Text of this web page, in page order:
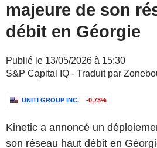
majeure de son
débit en Géorgie
Publié le 13/05/2026 à 15:30
S&P Capital IQ - Traduit par
UNITI GROUP INC. -0,73%
Kinetic a annoncé un
son réseau haut débit en